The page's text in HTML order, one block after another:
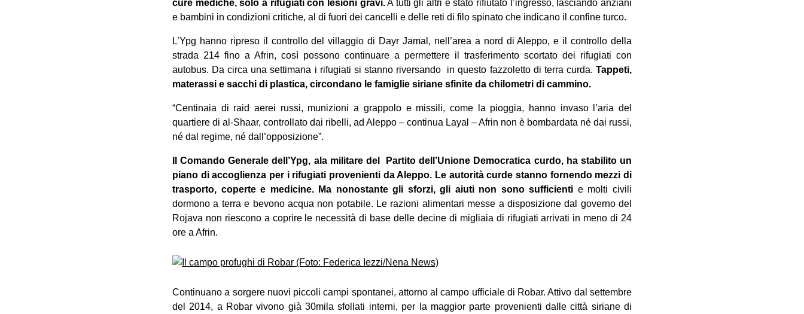
cure mediche, solo a rifugiati con lesioni gravi.A tutti gli altri è stato rifiutato l’ingresso, lasciando anziani
e bambini in condizioni critiche, al di fuori dei cancelli e delle reti di filo spinato che indicano il confine turco.
L’Ypg hanno ripreso il controllo del villaggio di Dayr Jamal, nell’area a nord di Aleppo, e il controllo della
strada 214 fino a Afrin, così possono continuare a permettere il trasferimento scortato dei rifugiati con
autobus. Da circa una settimana i rifugiati si stanno riversando in questo fazzoletto di terra curda. Tappeti,
materassi e sacchi di plastica, circondano le famiglie siriane sfinite da chilometri di cammino.
“Centinaia di raid aerei russi, munizioni a grappolo e missili, come la pioggia, hanno invaso l’aria del
quartiere di al-Shaar, controllato dai ribelli, ad Aleppo – continua Layal – Afrin non è bombardata né dai russi,
né dal regime, né dall’opposizione”.
Il Comando Generale dell’Ypg, ala militare del Partito dell’Unione Democratica curdo, ha stabilito un
piano di accoglienza per i rifugiati provenienti da Aleppo. Le autorità curde stanno fornendo mezzi di
trasporto, coperte e medicine. Ma nonostante gli sforzi, gli aiuti non sono sufficienti e molti civili
dormono a terra e bevono acqua non potabile. Le razioni alimentari messe a disposizione dal governo del
Rojava non riescono a coprire le necessità di base delle decine di migliaia di rifugiati arrivati in meno di 24
ore a Afrin.
Continuano a sorgere nuovi piccoli campi spontanei, attorno al campo ufficiale di Robar. Attivo dal settembre
del 2014, a Robar vivono già 30mila sfollati interni, per la maggior parte provenienti dalle città siriane di